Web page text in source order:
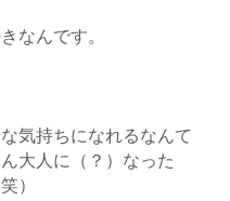
なんです。
気持ちになれるなんて
大人に（？）なった
）